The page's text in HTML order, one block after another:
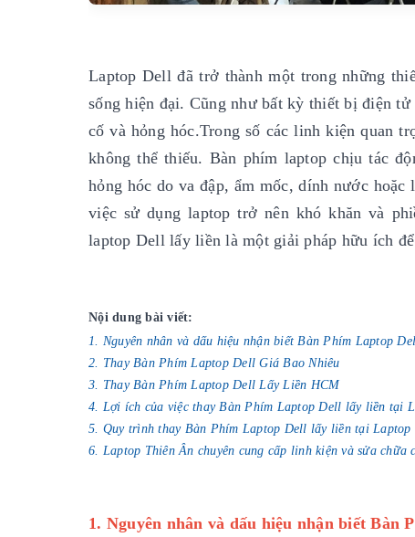
Laptop Dell đã trở thành một trong những
sống hiện đại. Cũng như bất kỳ thiết bị điện
cố và hỏng hóc.Trong số các linh kiện quan
không thể thiếu. Bàn phím laptop chịu tác
hỏng hóc do va đập, ẩm mốc, dính nước
việc sử dụng laptop trở nên khó khăn và
laptop Dell lấy liền là một giải pháp hữu ích
Nội dung bài viết:
1. Nguyên nhân và dấu hiệu nhận biết Bàn Phím Laptop
2. Thay Bàn Phím Laptop Dell Giá Bao Nhiêu
3. Thay Bàn Phím Laptop Dell Lấy Liền HCM
4. Lợi ích của việc thay Bàn Phím Laptop Dell lấy liền tại
5. Quy trình thay Bàn Phím Laptop Dell lấy liền tại Laptop
6. Laptop Thiên Ân chuyên cung cấp linh kiện và sửa chữa
1. Nguyên nhân và dấu hiệu nhận biết Bàn